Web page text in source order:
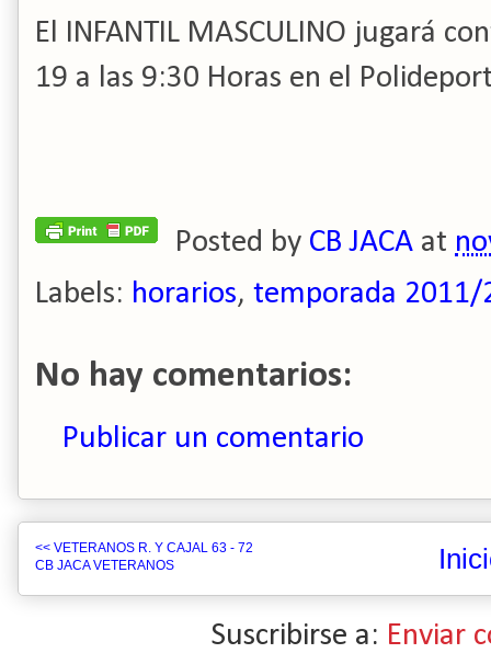
El INFANTIL MASCULINO jugará
19 a las 9:30 Horas en el
Posted by CB JACA at
Labels: horarios, temporada 2011/
No hay comentarios:
Publicar un comentario
<< VETERANOS R. Y CAJAL 63 - 72
CB JACA VETERANOS
Suscribirse a: Enviar